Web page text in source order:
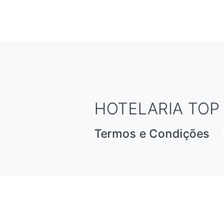
HOTELARIA TOP
Termos e Condições